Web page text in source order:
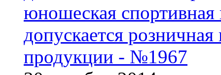
юношеская
допускается
продукции - №1967